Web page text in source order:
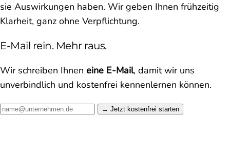
sie Auswirkungen haben. Wir geben Ihnen frühzeitig
Klarheit, ganz ohne Verpflichtung.
E-Mail rein. Mehr raus.
Wir schreiben Ihnen eine E-Mail, damit wir uns
unverbindlich und kostenfrei kennenlernen können.
Jetzt kostenfrei starten →